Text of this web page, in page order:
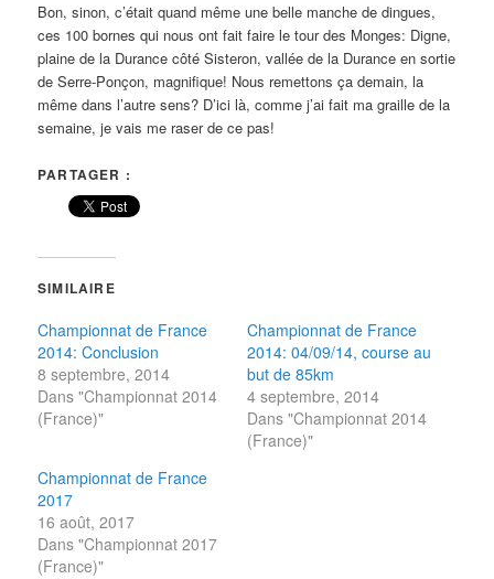
Bon, sinon, c’était quand même une belle manche de dingues,
ces 100 bornes qui nous ont fait faire le tour des Monges: Digne,
plaine de la Durance côté Sisteron, vallée de la Durance en sortie
de Serre-Ponçon, magnifique! Nous remettons ça demain, la
même dans l’autre sens? D’ici là, comme j’ai fait ma graille de la
semaine, je vais me raser de ce pas!
PARTAGER :
SIMILAIRE
Championnat de France
2014: Conclusion
8 septembre, 2014
Dans "Championnat 2014
(France)"
Championnat de France
2014: 04/09/14, course au
but de 85km
4 septembre, 2014
Dans "Championnat 2014
(France)"
Championnat de France
2017
16 août, 2017
Dans "Championnat 2017
(France)"